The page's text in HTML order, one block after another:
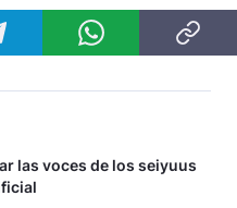
las voces de los seiyuus